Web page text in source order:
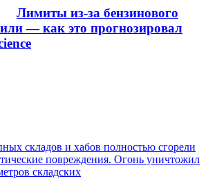
Лимиты из-за бензинового
— как это прогнозировал
складов и хабов полностью сгорели
повреждения. Огонь уничтожил
складских